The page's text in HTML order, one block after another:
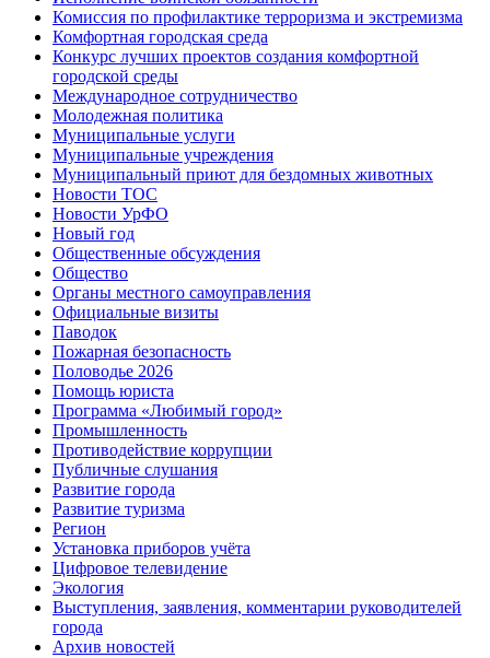
Комиссия по профилактике терроризма и экстремизма
Комфортная городская среда
Конкурс лучших проектов создания комфортной
городской среды
Международное сотрудничество
Молодежная политика
Муниципальные услуги
Муниципальные учреждения
Муниципальный приют для бездомных животных
Новости ТОС
Новости УрФО
Новый год
Общественные обсуждения
Общество
Органы местного самоуправления
Официальные визиты
Паводок
Пожарная безопасность
Половодье 2026
Помощь юриста
Программа «Любимый город»
Промышленность
Противодействие коррупции
Публичные слушания
Развитие города
Развитие туризма
Регион
Установка приборов учёта
Цифровое телевидение
Экология
Выступления, заявления, комментарии руководителей
города
Архив новостей